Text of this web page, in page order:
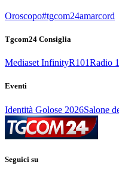
Oroscopo#tgcom24amarcord
Tgcom24 Consiglia
Mediaset InfinityR101Radio
Eventi
Identità Golose 2026Salone
Seguici su